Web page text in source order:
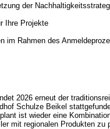
der
Ihre Projekte
Rahmen des
2026 erneut der
Schulze Beikel
ist wieder eine
mit regionalen Produkten